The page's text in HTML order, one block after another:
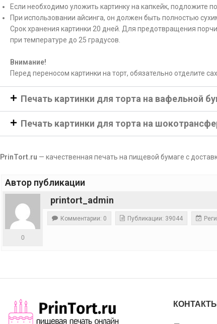
Если необходимо уложить картинку на капкейк, подложите
При использовании айсинга, он должен быть полностью
Срок хранения картинки 20 дней. Для предотвращения
при температуре до 25 градусов.
Внимание!
Перед переносом картинки на торт, обязательно отделите
Печать картинки для торта на вафельной
Печать картинки для торта на
PrinTort.ru — качественная печать на пищевой бумаге с
Автор публикации
printort_admin
0
Комментарии: 0 Публикации: 39044